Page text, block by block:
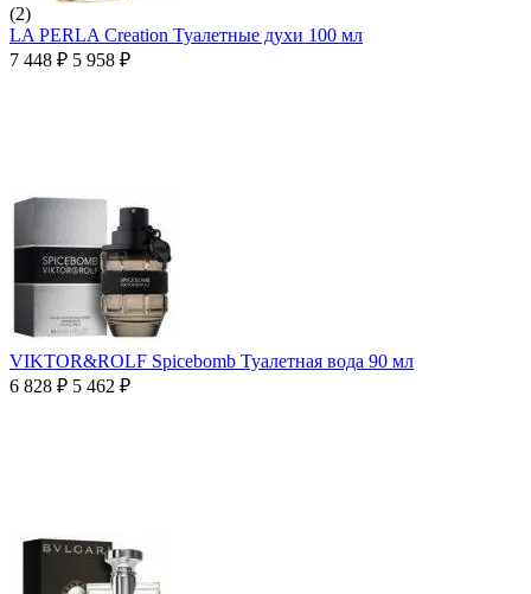
(2)
LA PERLA Creation Туалетные духи 100 мл
7 448 ₽ 5 958 ₽
VIKTOR&ROLF Spicebomb Туалетная вода 90 мл
6 828 ₽ 5 462 ₽